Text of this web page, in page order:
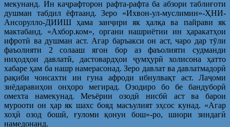
мекунанд. Ин каҷрафторон рафта-рафта ба абзори таблиғоти
душман табдил ёфтаанд. Зеро «Ихвон-ул-муслимин»-ҲНИ-
Ансорулло-ДИИШ ҳама занҷири як ҳалқа ва пайрави як
мактабанд. «Ахбор.ком», органи нашриётии ин ҳаракатҳои
ифротӣ ва душман аст. Агар баръакси он аст, чаро дар тӯли
фаъолияти 2 солааш ягон бор аз фаъолияти судманди
ниҳодҳои давлатӣ, дастовардҳои ҷумҳурӣ холисона ҳатто
хабаре ҳам ба нашр намерасонад. Зеро давлат ва давлатмадорӣ
рақиби чонсахти ин гуна афроди ибнулвақт аст. Лаҷоми
зиёдаравиҳои онҳоро мегирад. Озодиро бо бе бандуборӣ
омехта намекунад. Меъёрии озодӣ нисбӣ аст ва барои
мурооти он ҳар як шахс бояд масъулият эҳсос кунад. «Агар
хоҳӣ озод бошӣ, ғуломи қонун бош»-ро, шиори зиндагӣ
намедонанд.